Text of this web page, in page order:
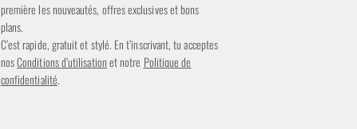
première les nouveautés, offres exclusives et bons
plans.
C’est rapide, gratuit et stylé. En t’inscrivant, tu acceptes
nosConditions d’utilisationet notre Politique de
confidentialité.